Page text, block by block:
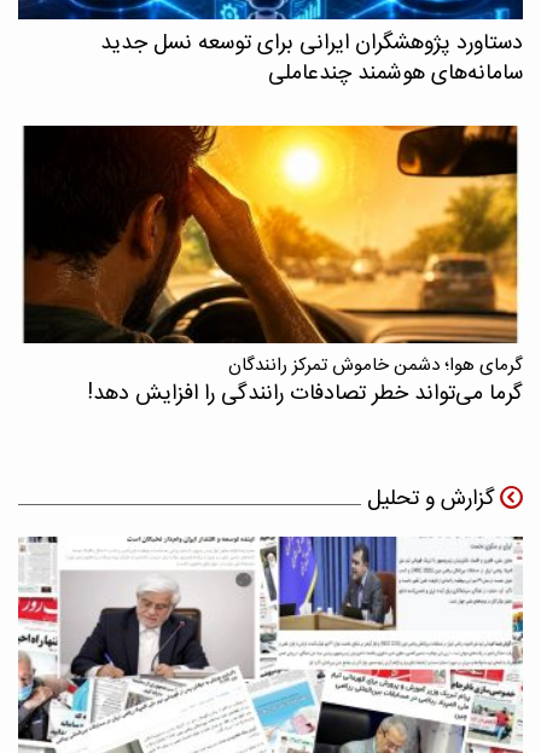
دستاورد پژوهشگران ایرانی برای توسعه نسل جدید
سامانه‌های هوشمند چندعاملی
گرمای هوا؛ دشمن خاموش تمرکز رانندگان
گرما می‌تواند خطر تصادفات رانندگی را افزایش دهد!
گزارش و تحلیل